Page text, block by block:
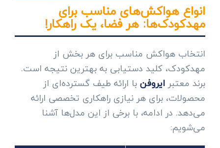
انواع هواکش‌های مناسب برای
مهدکودک‌ها: هر فضا، یک راهکار!
انتخاب هواکش مناسب برای هر بخش از
مهدکودک، کلید دستیابی به بهترین نتیجه است.
برند معتبر ایروفنبا ارائه طیف گسترده‌ای از
محصولات، برای هر نیازی راهکاری تخصصی ارائه
می‌دهد. در ادامه، با برخی از این مدل‌ها آشنا
می‌شویم: